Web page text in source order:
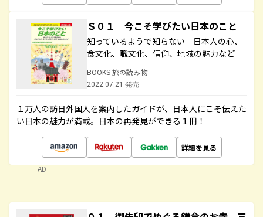
Ｓ０１ 今こそ学びたい日本のこと
知っているようで知らない 日本人の心、
食文化、職文化、信仰、地域の魅力など
BOOKS 旅の読み物
2022.07.21 発売
１万人の訪日外国人を案内したガイドが、日本人にこそ伝えた
い日本の魅力が満載。日本の再発見ができる１冊！
詳細を見る
AD